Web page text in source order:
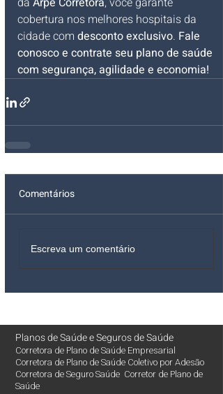
cobertura nos melhores hospitais da
cidade com desconto exclusivo. Fale
conosco e contrate seu plano de saúde
com segurança, agilidade e economia!
Comentários
Escreva um comentário
Planos de SaúdeeSeguros de Saúde
Corretora de Plano de Saúde Empresarial
Corretora de Plano de Saúde Coletivo por Adesão
Corretora de Seguro Saúde Corretor de Plano de
Saúde